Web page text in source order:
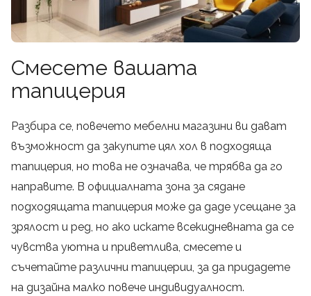
Смесете вашата
тапицерия
Разбира се, повечето мебелни магазини ви дават
възможност да закупите цял хол в подходяща
тапицерия, но това не означава, че трябва да го
направите. В официалната зона за сядане
подходящата тапицерия може да даде усещане за
зрялост и ред, но ако искате всекидневната да се
чувства уютна и приветлива, смесете и
съчетайте различни тапицерии, за да придадете
на дизайна малко повече индивидуалност.